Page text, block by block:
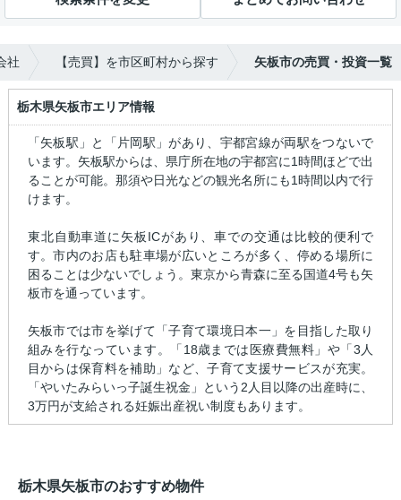
社 【売買】を市区町村から探す 矢板市の売買・投資一覧
栃木県矢板市エリア情報
「矢板駅」と「片岡駅」があり、宇都宮線が両駅をつないで
います。矢板駅からは、県庁所在地の宇都宮に1時間ほどで出
ることが可能。那須や日光などの観光名所にも1時間以内で行
けます。
東北自動車道に矢板ICがあり、車での交通は比較的便利で
す。市内のお店も駐車場が広いところが多く、停める場所に
困ることは少ないでしょう。東京から青森に至る国道4号も矢
板市を通っています。
矢板市では市を挙げて「子育て環境日本一」を目指した取り
組みを行なっています。「18歳までは医療費無料」や「3人
目からは保育料を補助」など、子育て支援サービスが充実。
「やいたみらいっ子誕生祝金」という2人目以降の出産時に、
3万円が支給される妊娠出産祝い制度もあります。
栃木県矢板市のおすすめ物件